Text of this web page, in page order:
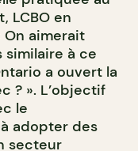
LCBO en
On aimerait
à ce
a ouvert la
? ». L’objectif
le
adopter des
secteur